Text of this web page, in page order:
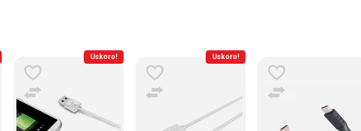
Uskoro! Uskoro!